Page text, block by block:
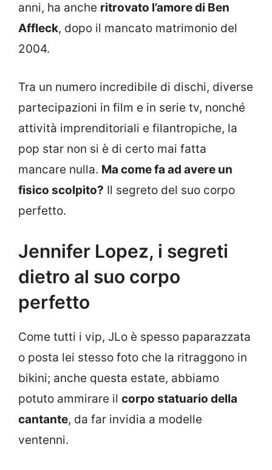
anni, ha anche ritrovato l’amore di Ben
Affleck, dopo il mancato matrimonio del
2004.
Tra un numero incredibile di dischi, diverse
partecipazioni in film e in serie tv, nonché
attività imprenditoriali e filantropiche, la
pop star non si è di certo mai fatta
mancare nulla. Ma come fa ad avere un
fisico scolpito? Il segreto del suo corpo
perfetto.
Jennifer Lopez, i segreti
dietro al suo corpo
perfetto
Come tutti i vip, JLo è spesso paparazzata
o posta lei stesso foto che la ritraggono in
bikini; anche questa estate, abbiamo
potuto ammirare il corpo statuario della
cantante, da far invidia a modelle
ventenni.